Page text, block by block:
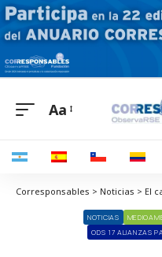
Aa
NOTICIAS
ODS 17 ALIANZAS